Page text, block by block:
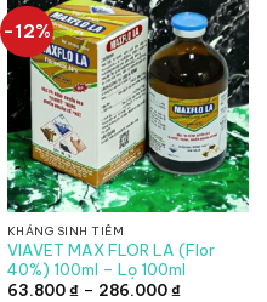
-12%
KHÁNG SINH TIÊM
VIAVET MAX FLOR LA (Flor
40%) 100ml – Lọ 100ml
63.800₫ – 286.000₫Khoảng